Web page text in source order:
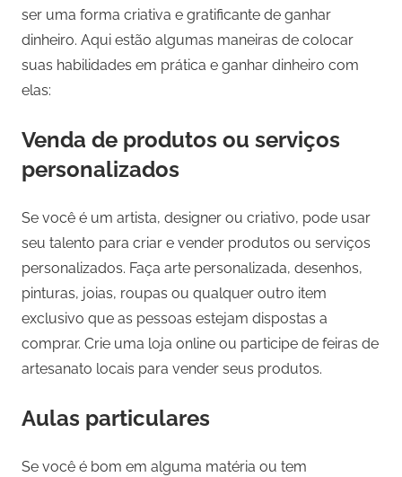
ser uma forma criativa e gratificante de ganhar
dinheiro. Aqui estão algumas maneiras de colocar
suas habilidades em prática e ganhar dinheiro com
elas:
Venda de produtos ou serviços
personalizados
Se você é um artista, designer ou criativo, pode usar
seu talento para criar e vender produtos ou serviços
personalizados. Faça arte personalizada, desenhos,
pinturas, joias, roupas ou qualquer outro item
exclusivo que as pessoas estejam dispostas a
comprar. Crie uma loja online ou participe de feiras de
artesanato locais para vender seus produtos.
Aulas particulares
Se você é bom em alguma matéria ou tem